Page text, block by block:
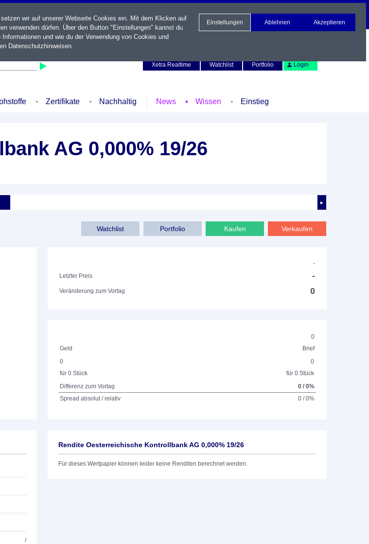
Xetra Realtime
Watchlist Portfolio Login
Zertifikate Nachhaltig News Wissen Einstieg
AG 0,000% 19/26
►
Verkaufen
Kaufen
Portfolio
Watchlist
-
Letzter Preis
-
Veränderung zum Vortag 0
0
Geld
Brief
0
für 0 Stück
0
für 0 Stück
Differenz zum Vortag
0 / 0%
Spread absolut / relativ
0 / 0%
/
Rendite Oesterreichische Kontrollbank AG 0,000% 19/26
Für dieses Wertpapier können leider keine Renditen berechnet werden.
wir auf unserer Webseite Cookies ein. Mit dem Klicken auf
verwenden dürfen. Über den Button "Einstellungen" kannst du
und wie du der Verwendung von Cookies und
Datenschutzhinweisen.
Einstellungen Ablehnen Akzeptieren